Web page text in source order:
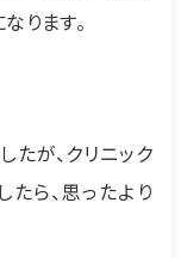
ります。
が、クリニック
ら、思ったより